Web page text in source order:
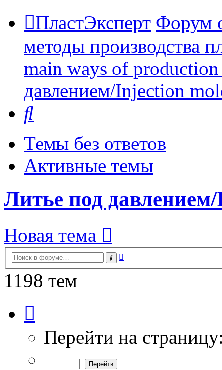
ПластЭксперт Форум
методы производства
main ways of
давлением/Injection
Темы без ответов
Активные темы
Литье под
Новая тема
Поиск
1198 тем
из
Перейти на